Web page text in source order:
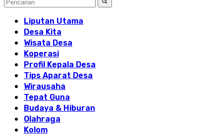
Liputan Utama
Desa Kita
Wisata Desa
Koperasi
Profil Kepala Desa
Tips Aparat Desa
Wirausaha
Tepat Guna
Budaya & Hiburan
Olahraga
Kolom